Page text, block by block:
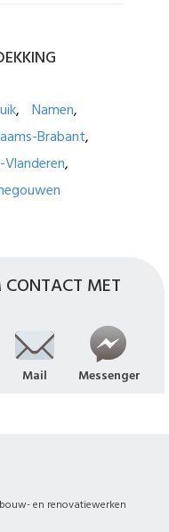
Namen
Brabant
CONTACT MET
Mail Messenger
en renovatiewerken